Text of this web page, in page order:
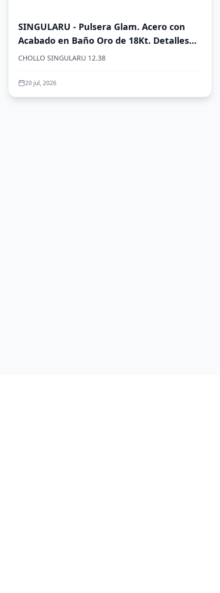
SINGULARU - Pulsera Glam. Acero con
Acabado en Baño Oro de 18Kt. Detalles
en Cristales de Colores. Largo de 19 cm.
CHOLLO SINGULARU 12.38
20 jul, 2026